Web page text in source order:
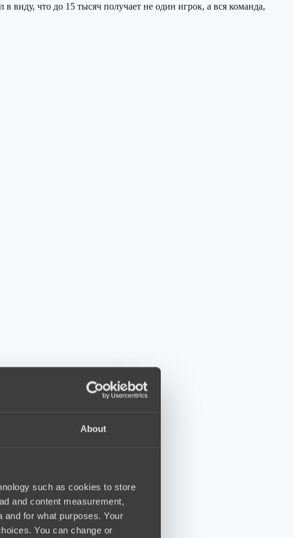
About
such as cookies to store
and content measurement,
and for what purposes. Your
You can change or
виду, что до 15 тысяч получает не один игрок, а вся команда,